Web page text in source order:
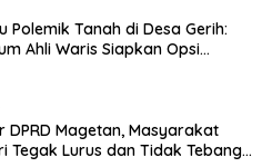
Polemik Tanah di Desa Gerih:
Ahli Waris Siapkan Opsi
DPRD Magetan, Masyarakat
Tegak Lurus dan Tidak Tebang